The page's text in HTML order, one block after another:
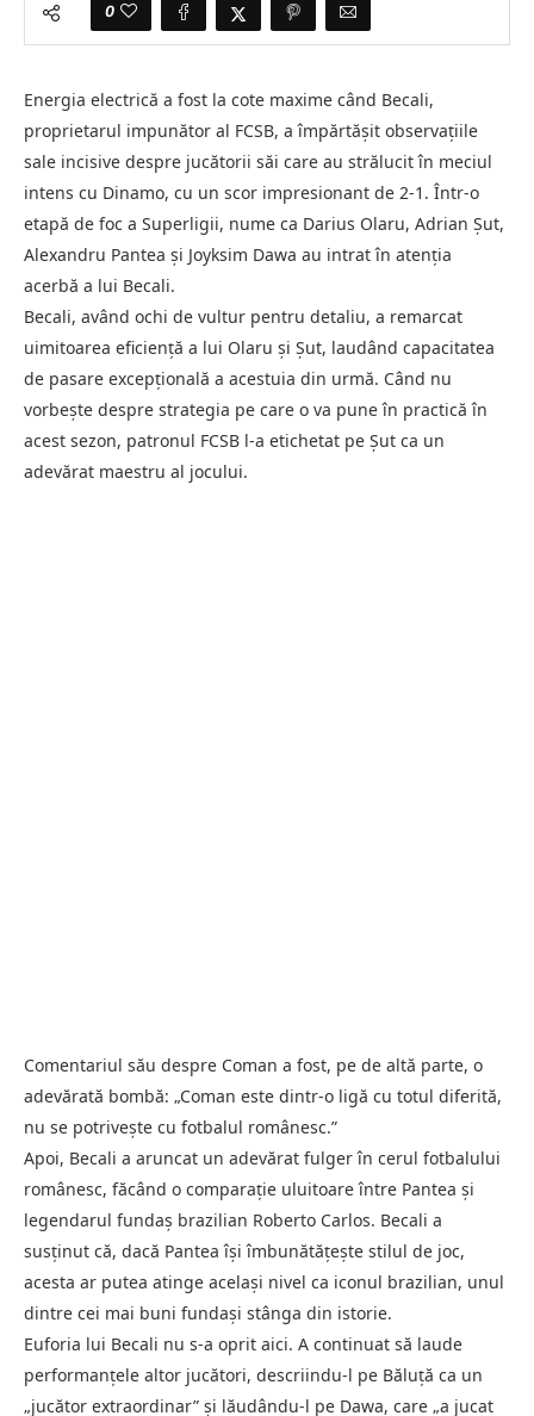
0
Energia electrică a fost la cote maxime când Becali,
proprietarul impunător al FCSB, a împărtășit observațiile
sale incisive despre jucătorii săi care au strălucit în meciul
intens cu Dinamo, cu un scor impresionant de 2-1. Într-o
etapă de foc a Superligii, nume ca Darius Olaru, Adrian Şut,
Alexandru Pantea și Joyksim Dawa au intrat în atenția
acerbă a lui Becali.
Becali, având ochi de vultur pentru detaliu, a remarcat
uimitoarea eficiență a lui Olaru și Șut, laudând capacitatea
de pasare excepțională a acestuia din urmă. Când nu
vorbește despre strategia pe care o va pune în practică în
acest sezon, patronul FCSB l-a etichetat pe Șut ca un
adevărat maestru al jocului.
Comentariul său despre Coman a fost, pe de altă parte, o
adevărată bombă: „Coman este dintr-o ligă cu totul diferită,
nu se potrivește cu fotbalul românesc.”
Apoi, Becali a aruncat un adevărat fulger în cerul fotbalului
românesc, făcând o comparație uluitoare între Pantea și
legendarul fundaș brazilian Roberto Carlos. Becali a
susținut că, dacă Pantea își îmbunătățește stilul de joc,
acesta ar putea atinge același nivel ca iconul brazilian, unul
dintre cei mai buni fundași stânga din istorie.
Euforia lui Becali nu s-a oprit aici. A continuat să laude
performanțele altor jucători, descriindu-l pe Băluță ca un
„jucător extraordinar” și lăudându-l pe Dawa, care „a jucat